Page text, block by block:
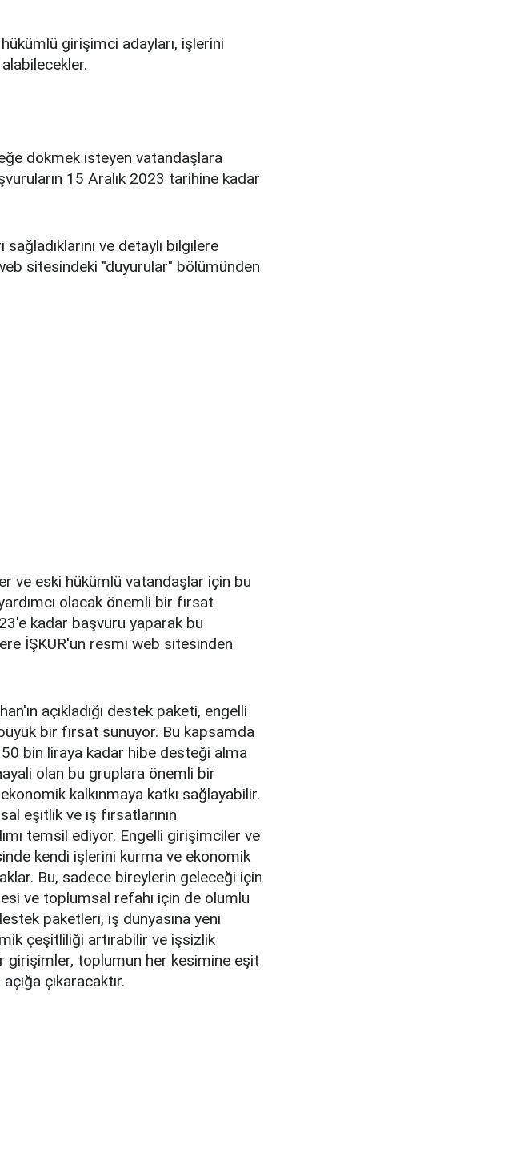
girişimci adayları, işlerini
dökmek isteyen vatandaşlara
15 Aralık 2023 tarihine kadar
sağladıklarını ve detaylı bilgilere
sitesindeki "duyurular" bölümünden
ve eski hükümlü vatandaşlar için bu
olacak önemli bir fırsat
kadar başvuru yaparak bu
İŞKUR'un resmi web sitesinden
açıkladığı destek paketi, engelli
bir fırsat sunuyor. Bu kapsamda
bin liraya kadar hibe desteği alma
olan bu gruplara önemli bir
kalkınmaya katkı sağlayabilir.
eşitlik ve iş fırsatlarının
temsil ediyor. Engelli girişimciler ve
kendi işlerini kurma ve ekonomik
Bu, sadece bireylerin geleceği için
ve toplumsal refahı için de olumlu
paketleri, iş dünyasına yeni
çeşitliliği artırabilir ve işsizlik
girişimler, toplumun her kesimine eşit
çıkaracaktır.